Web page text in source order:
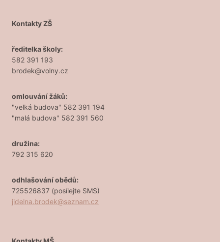
Kontakty ZŠ
ředitelka školy:
582 391 193
brodek@volny.cz
omlouvání žáků:
"velká budova" 582 391 194
"malá budova" 582 391 560
družina:
792 315 620
odhlašování obědů:
725526837 (posílejte SMS)
jidelna.brodek@seznam.cz